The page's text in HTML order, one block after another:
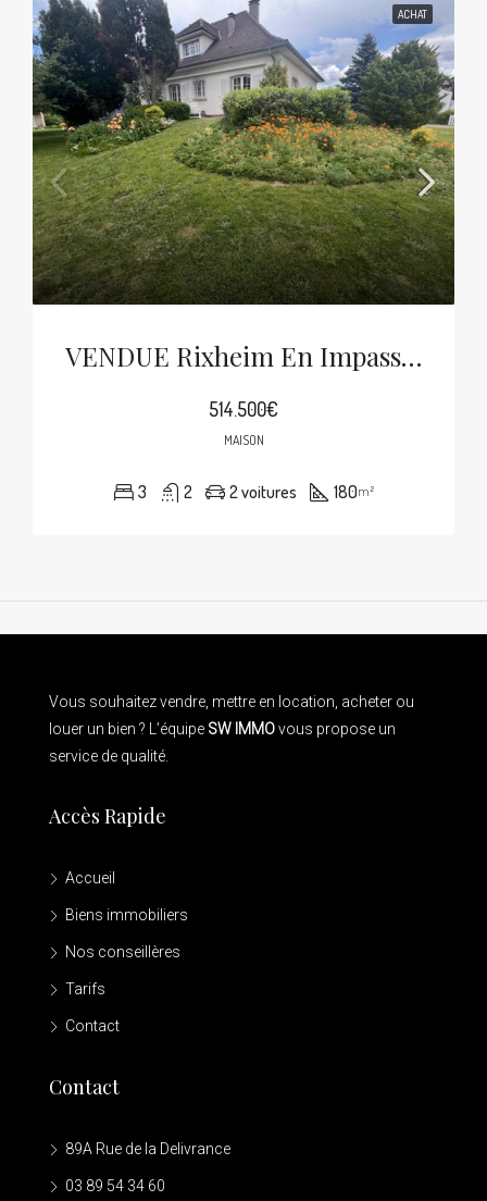
ACHAT
VENDUE Rixheim En Impasse Maison De Caractère De 180m² Habitable Sur 13.27 Ares
514.500€
MAISON
3 2 2 voitures 180m²
Vous souhaitez vendre, mettre en location, acheter ou
louer un bien ? L’équipe SW IMMOvous propose un
service de qualité.
Accès Rapide
Accueil
Biens immobiliers
Nos conseillères
Tarifs
Contact
Contact
89A Rue de la Delivrance
03 89 54 34 60